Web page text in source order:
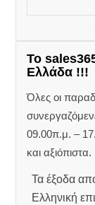
Το
Ελλάδα !!!
Όλες οι
09.00π.μ. –
και αξιόπιστα.
Τα έξοδα
Ελληνική